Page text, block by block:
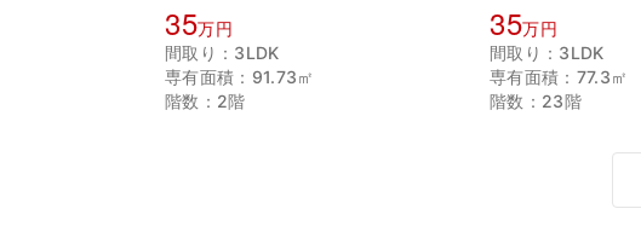
35万円
間取り：3LDK
専有面積：91.73㎡
階数：2階
35万円
間取り：3LDK
専有面積：77.3㎡
階数：23階